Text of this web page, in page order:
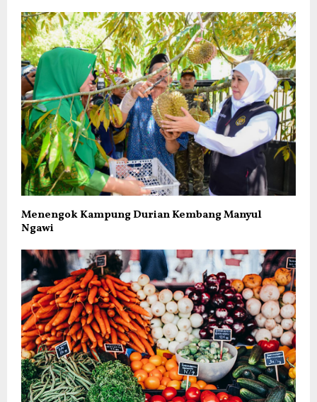
Menengok Kampung Durian Kembang Manyul
Ngawi